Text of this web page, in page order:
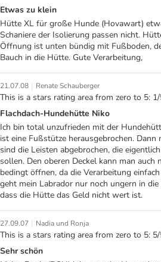
Etwas zu klein
Hütte XL für große Hunde (Hovawart)
Schaniere der Isolierung passen nicht.
Öffnung ist unten bündig mit Fußboden,
Bauch in die Hütte. Gute Verarbeitung,
21.07.08 | Renate Schauberger
This is a stars rating area from zero to 5:
Flachdach-Hundehütte Niko
Ich bin total unzufrieden mit der
ist eine Fußstütze herausgebrochen. Dann
sind die Leisten abgebrochen, die
sollen. Den oberen Deckel kann man auch
bedingt öffnen, da die Verarbeitung
geht mein Labrador nur noch ungern in
dass die Hütte das Geld nicht wert ist.
27.09.07 | Nadia und Ronja
This is a stars rating area from zero to 5:
Sehr schön